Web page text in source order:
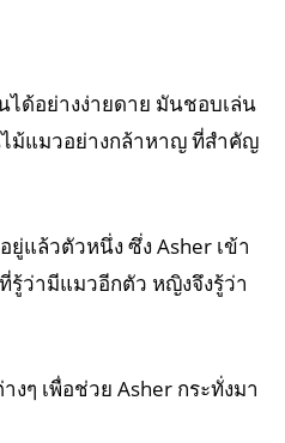
ด้อย่างง่ายดาย มันชอบเล่น
ม้แมวอย่างกล้าหาญ ที่สำคัญ
แล้วตัวหนึ่ง ซึ่ง Asher เข้า
ว่ามีแมวอีกตัว หญิงจึงรู้ว่า
ๆ เพื่อช่วย Asher กระทั่งมา